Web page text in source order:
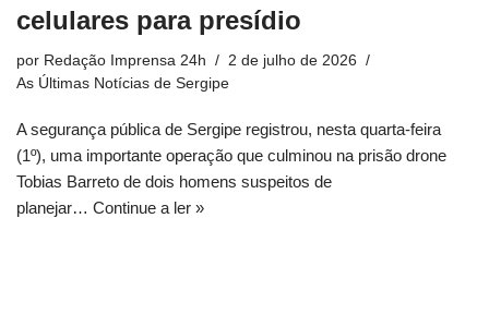
celulares para presídio
por Redação Imprensa 24h
2 de julho de 2026
As Últimas Notícias de Sergipe
A segurança pública de Sergipe registrou, nesta quarta-feira
(1º), uma importante operação que culminou na prisão drone
Tobias Barreto de dois homens suspeitos de
planejar… Continue a ler »